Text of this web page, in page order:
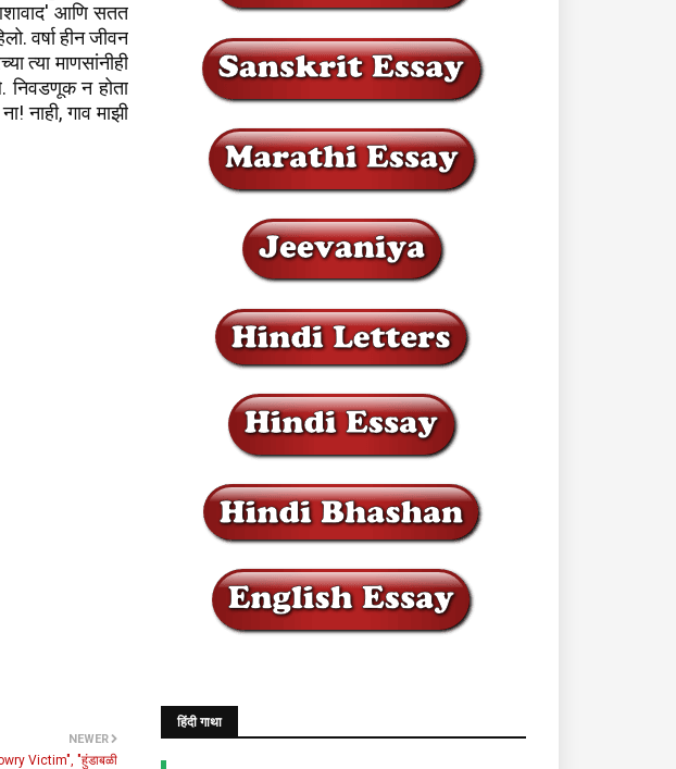
आणि सतत
वर्षा हीन जीवन
त्या माणसांनीही
निवडणूक न होता
नाही, गाव माझी
NEWER
Victim", "हुंडाबळी
हिंदी गाथा